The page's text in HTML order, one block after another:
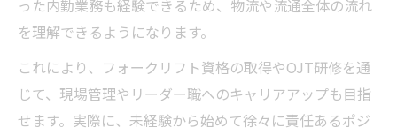
った内勤業務も経験できるため、物流や流通全体の流れ
を理解できるようになります。
これにより、フォークリフト資格の取得やOJT研修を通
じて、現場管理やリーダー職へのキャリアアップも目指
せます。実際に、未経験から始めて徐々に責任あるポジ